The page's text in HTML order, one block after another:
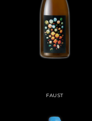
FAUST